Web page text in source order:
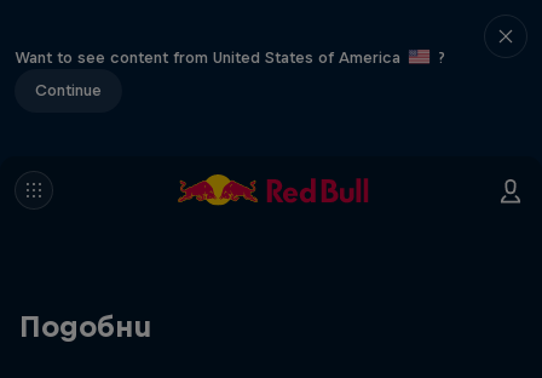
Want to see content from United States of America
?
Continue
Подобни